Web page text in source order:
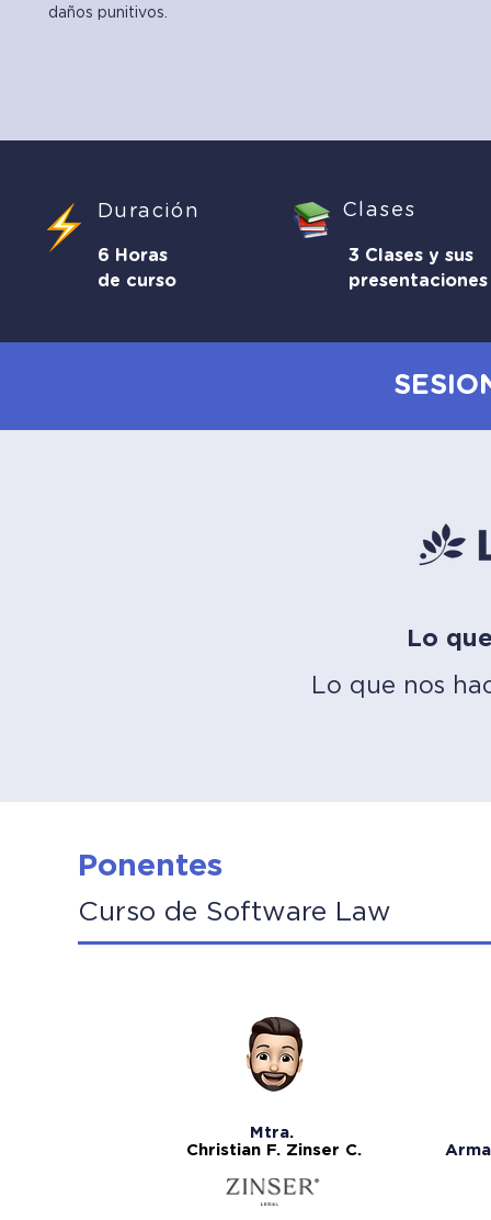
daños punitivos.
Duración
6 Horas
de curso
Clases
3 Clases y sus
presentaciones
Lo
Lo que nos
Ponentes
Curso de Software Law
Mtra.
Christian F. Zinser C.